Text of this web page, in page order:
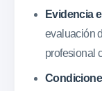
Evidencia
evaluación
profesional